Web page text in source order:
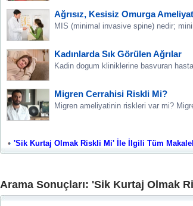
Ağrısız, Kesisiz Omurga
MIS (minimal invasive spine) nedir;
Kadınlarda Sık Görülen Ağrılar
Kadin dogum kliniklerine basvuran
Migren Cerrahisi Riskli Mi?
Migren ameliyatinin riskleri var mi?
'Sik Kurtaj Olmak Riskli Mi' İle İlgili Tüm
Arama Sonuçları: 'Sik Kurtaj Olmak